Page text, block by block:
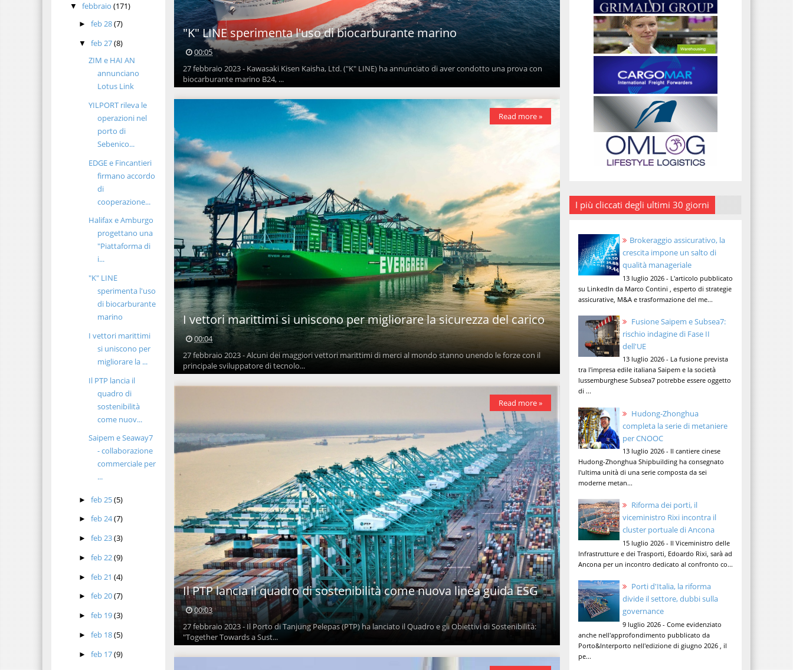
▼ febbraio (171)
►feb 28(7)
▼feb 27(8)
ZIM e HAI AN
annunciano
Lotus Link
YILPORT rileva le
operazioni nel
porto di
Sebenico...
EDGE e Fincantieri
firmano accordo
di
cooperazione...
Halifax e Amburgo
progettano una
"Piattaforma di
i...
"K" LINE
sperimenta l'uso
di biocarburante
marino
I vettori marittimi
si uniscono per
migliorare la ...
Il PTP lancia il
quadro di
sostenibilità
come nuov...
Saipem e Seaway7
- collaborazione
commerciale per
...
►feb 25(5)
►feb 24(7)
►feb 23(3)
►feb 22(9)
►feb 21(4)
►feb 20(7)
►feb 19(3)
►feb 18(5)
►feb 17(9)
"K" LINE sperimenta l'uso di biocarburante marino
00:05
27 febbraio 2023 - Kawasaki Kisen Kaisha, Ltd. ("K" LINE) ha annunciato di aver condotto una prova con
biocarburante marino B24, ...
I vettori marittimi si uniscono per migliorare la sicurezza del carico
00:04
27 febbraio 2023 - Alcuni dei maggiori vettori marittimi di merci al mondo stanno unendo le forze con il
principale sviluppatore di tecnolo...
Read more »
Il PTP lancia il quadro di sostenibilità come nuova linea guida ESG
00:03
27 febbraio 2023 - Il Porto di Tanjung Pelepas (PTP) ha lanciato il Quadro e gli Obiettivi di Sostenibilità:
"Together Towards a Sust...
Read more »
I più cliccati degli ultimi 30 giorni
Brokeraggio assicurativo, la
crescita impone un salto di
qualità manageriale
13 luglio 2026 - L'articolo pubblicato
su LinkedIn da Marco Contini , esperto di strategie
assicurative, M&A e trasformazione del me...
Fusione Saipem e Subsea7:
rischio indagine di Fase II
dell'UE
13 luglio 2026 - La fusione prevista
tra l'impresa edile italiana Saipem e la società
lussemburghese Subsea7 potrebbe essere oggetto
di ...
Hudong-Zhonghua
completa la serie di metaniere
per CNOOC
13 luglio 2026 - Il cantiere cinese
Hudong-Zhonghua Shipbuilding ha consegnato
l'ultima unità di una serie composta da sei
moderne metan...
Riforma dei porti, il
viceministro Rixi incontra il
cluster portuale di Ancona
15 luglio 2026 - Il Viceministro delle
Infrastrutture e dei Trasporti, Edoardo Rixi, sarà ad
Ancona per un incontro dedicato al confronto co...
Porti d'Italia, la riforma
divide il settore, dubbi sulla
governance
9 luglio 2026 - Come evidenziato
anche nell'approfondimento pubblicato da
Porto&Interporto nell'edizione di giugno 2026 , il
pe...